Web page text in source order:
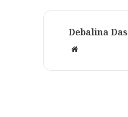
Debalina Das
Website